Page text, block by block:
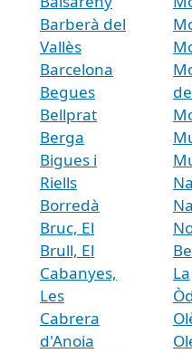
Barberà del
Vallès
Barcelona
Begues
Bellprat
Berga
Bigues i
Riells
Borredà
Bruc, El
Brull, El
Cabanyes,
Les
Cabrera
d'Anoia
La